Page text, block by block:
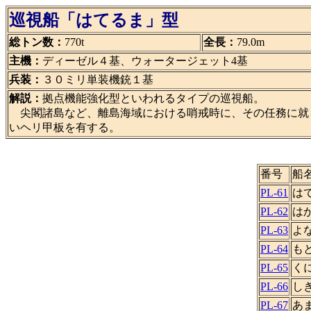
巡視船「はてるま」型
総トン数： 770t 全長： 79.0m
主機： ディーゼル４基、ウォータージェット4基
兵装： ３０ミリ単装機銃１基
解説： 拠点機能強化型といわれるタイプの巡視船。
尖閣諸島など、離島海域における哨戒時に、その任務に
いヘリ甲板を有する。
番号
船
PL-61 は
PL-62 は
PL-63 よ
PL-64 も
PL-65 く
PL-66 し
PL-67 あ